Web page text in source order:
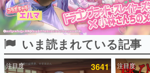
ピックアップ
いま読まれている記事
注目度 3641 注目度